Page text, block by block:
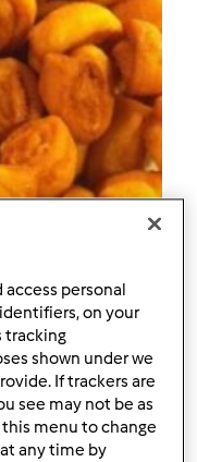
access personal
on your
tracking
shown under we
If trackers are
see may not be as
menu to change
any time by